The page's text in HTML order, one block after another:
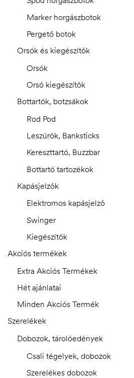
Marker horgászbotok
Pergető botok
Orsók és kiegészítők
Orsók
Orsó kiegészítők
Bottartók, botzsákok
Rod Pod
Leszúrók, Banksticks
Kereszttartó, Buzzbar
Bottartó tartozékok
Kapásjelzők
Elektromos kapásjelző
Swinger
Kiegészítők
Akciós termékek
Extra Akciós Termékek
Hét ajánlatai
Minden Akciós Termék
Szerelékek
Dobozok, tárolóedények
Csali tégelyek, dobozok
Szerelékes dobozok